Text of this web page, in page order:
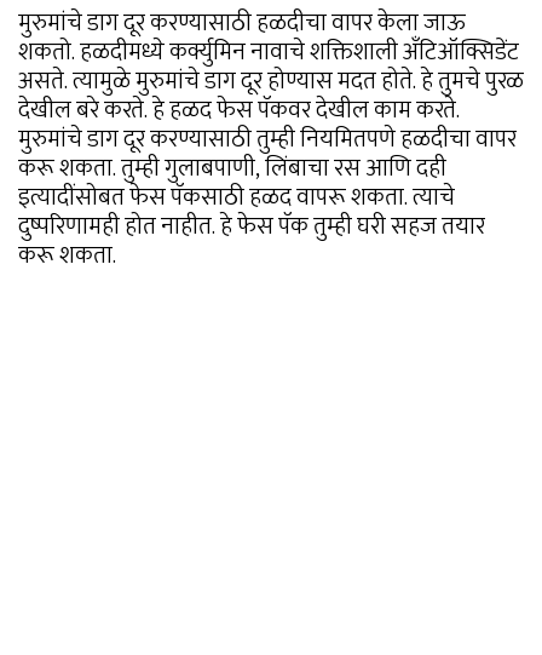
मुरुमांचे डाग दूर करण्यासाठी हळदीचा वापर केला जाऊ
शकतो. हळदीमध्ये कर्क्युमिन नावाचे शक्तिशाली अँटिऑक्सिडेंट
असते. त्यामुळे मुरुमांचे डाग दूर होण्यास मदत होते. हे तुमचे पुरळ
देखील बरे करते. हे हळद फेस पॅकवर देखील काम करते.
मुरुमांचे डाग दूर करण्यासाठी तुम्ही नियमितपणे हळदीचा वापर
करू शकता. तुम्ही गुलाबपाणी, लिंबाचा रस आणि दही
इत्यादींसोबत फेस पॅकसाठी हळद वापरू शकता. त्याचे
दुष्परिणामही होत नाहीत. हे फेस पॅक तुम्ही घरी सहज तयार
करू शकता.